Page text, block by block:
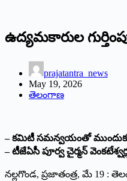
ఉద్యమకారుల
prajatantra_news
May 19, 2026
తెలంగాణ
– కమిటీ సమన్వయంతో
– టీజేఏసీ పూర్వ చైర్మన్
నల్లగొండ, ప్రజాతంత్ర, మే 19 :